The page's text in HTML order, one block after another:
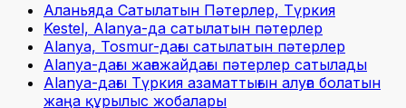
Аланьяда Сатылатын Пәтерлер, Түркия
Kestel, Alanya-да сатылатын пәтерлер
Alanya, Tosmur-дағы сатылатын пәтерлер
Alanya-дағы жағажайдағы пәтерлер сатылады
Alanya-дағы Түркия азаматтығын алуға болатын
жаңа құрылыс жобалары